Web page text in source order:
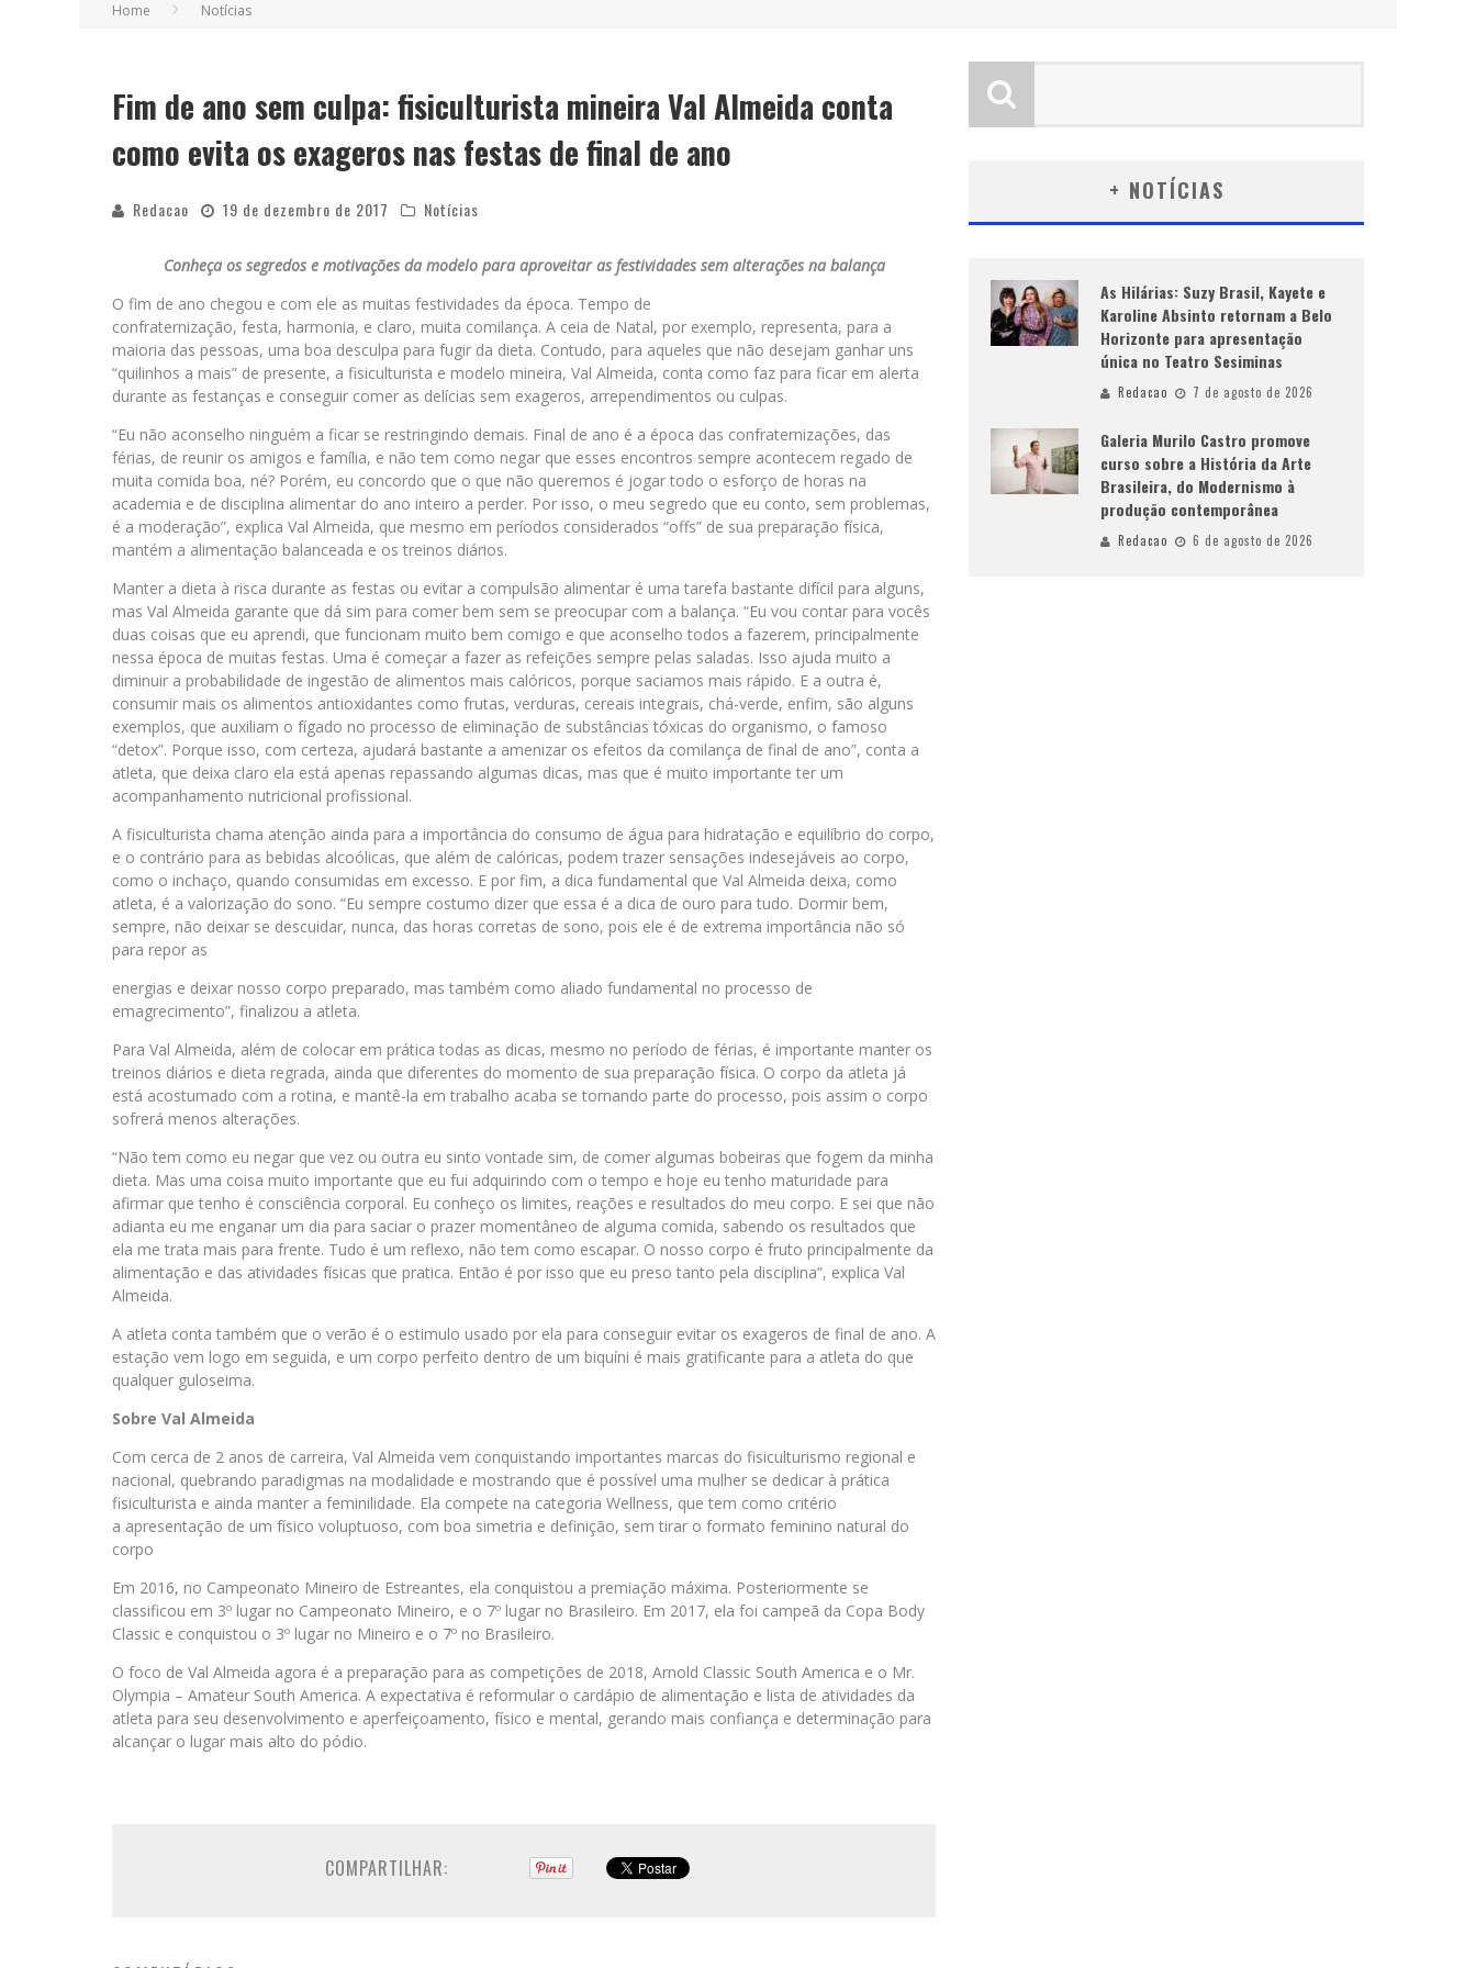
G
ALERIA MURILO CASTRO PROMOVE CURSO SOBRE A HISTÓRIA DA ARTE BRASILEIRA, DO MODERNISMO À PRODUÇÃO CONTEMPORÂNEA
Home Notícias
Fim de ano sem culpa: fisiculturista mineira Val Almeida conta
como evita os exageros nas festas de final de ano
Redacao 19 de dezembro de 2017 Notícias
Conheça os segredos e motivações da modelo para aproveitar as festividades sem alterações na balança
O fim de ano chegou e com ele as muitas festividades da época. Tempo de
confraternização, festa, harmonia, e claro, muita comilança. A ceia de Natal, por exemplo, representa, para a
maioria das pessoas, uma boa desculpa para fugir da dieta. Contudo, para aqueles que não desejam ganhar uns
“quilinhos a mais” de presente, a fisiculturista e modelo mineira, Val Almeida, conta como faz para ficar em alerta
durante as festanças e conseguir comer as delícias sem exageros, arrependimentos ou culpas.
“Eu não aconselho ninguém a ficar se restringindo demais. Final de ano é a época das confraternizações, das
férias, de reunir os amigos e família, e não tem como negar que esses encontros sempre acontecem regado de
muita comida boa, né? Porém, eu concordo que o que não queremos é jogar todo o esforço de horas na
academia e de disciplina alimentar do ano inteiro a perder. Por isso, o meu segredo que eu conto, sem problemas,
é a moderação”, explica Val Almeida, que mesmo em períodos considerados “offs” de sua preparação física,
mantém a alimentação balanceada e os treinos diários.
Manter a dieta à risca durante as festas ou evitar a compulsão alimentar é uma tarefa bastante difícil para alguns,
mas Val Almeida garante que dá sim para comer bem sem se preocupar com a balança. “Eu vou contar para vocês
duas coisas que eu aprendi, que funcionam muito bem comigo e que aconselho todos a fazerem, principalmente
nessa época de muitas festas. Uma é começar a fazer as refeições sempre pelas saladas. Isso ajuda muito a
diminuir a probabilidade de ingestão de alimentos mais calóricos, porque saciamos mais rápido. E a outra é,
consumir mais os alimentos antioxidantes como frutas, verduras, cereais integrais, chá-verde, enfim, são alguns
exemplos, que auxiliam o fígado no processo de eliminação de substâncias tóxicas do organismo, o famoso
“detox”. Porque isso, com certeza, ajudará bastante a amenizar os efeitos da comilança de final de ano”, conta a
atleta, que deixa claro ela está apenas repassando algumas dicas, mas que é muito importante ter um
acompanhamento nutricional profissional.
A fisiculturista chama atenção ainda para a importância do consumo de água para hidratação e equilíbrio do corpo,
e o contrário para as bebidas alcoólicas, que além de calóricas, podem trazer sensações indesejáveis ao corpo,
como o inchaço, quando consumidas em excesso. E por fim, a dica fundamental que Val Almeida deixa, como
atleta, é a valorização do sono. “Eu sempre costumo dizer que essa é a dica de ouro para tudo. Dormir bem,
sempre, não deixar se descuidar, nunca, das horas corretas de sono, pois ele é de extrema importância não só
para repor as
energias e deixar nosso corpo preparado, mas também como aliado fundamental no processo de
emagrecimento”, finalizou a atleta.
Para Val Almeida, além de colocar em prática todas as dicas, mesmo no período de férias, é importante manter os
treinos diários e dieta regrada, ainda que diferentes do momento de sua preparação física. O corpo da atleta já
está acostumado com a rotina, e mantê-la em trabalho acaba se tornando parte do processo, pois assim o corpo
sofrerá menos alterações.
“Não tem como eu negar que vez ou outra eu sinto vontade sim, de comer algumas bobeiras que fogem da minha
dieta. Mas uma coisa muito importante que eu fui adquirindo com o tempo e hoje eu tenho maturidade para
afirmar que tenho é consciência corporal. Eu conheço os limites, reações e resultados do meu corpo. E sei que não
adianta eu me enganar um dia para saciar o prazer momentâneo de alguma comida, sabendo os resultados que
ela me trata mais para frente. Tudo é um reflexo, não tem como escapar. O nosso corpo é fruto principalmente da
alimentação e das atividades físicas que pratica. Então é por isso que eu preso tanto pela disciplina”, explica Val
Almeida.
A atleta conta também que o verão é o estimulo usado por ela para conseguir evitar os exageros de final de ano. A
estação vem logo em seguida, e um corpo perfeito dentro de um biquíni é mais gratificante para a atleta do que
qualquer guloseima.
Sobre Val Almeida
Com cerca de 2 anos de carreira, Val Almeida vem conquistando importantes marcas do fisiculturismo regional e
nacional, quebrando paradigmas na modalidade e mostrando que é possível uma mulher se dedicar à prática
fisiculturista e ainda manter a feminilidade. Ela compete na categoria Wellness, que tem como critério
a apresentação de um físico voluptuoso, com boa simetria e definição, sem tirar o formato feminino natural do
corpo
Em 2016, no Campeonato Mineiro de Estreantes, ela conquistou a premiação máxima. Posteriormente se
classificou em 3º lugar no Campeonato Mineiro, e o 7º lugar no Brasileiro. Em 2017, ela foi campeã da Copa Body
Classic e conquistou o 3º lugar no Mineiro e o 7º no Brasileiro.
O foco de Val Almeida agora é a preparação para as competições de 2018, Arnold Classic South America e o Mr.
Olympia – Amateur South America. A expectativa é reformular o cardápio de alimentação e lista de atividades da
atleta para seu desenvolvimento e aperfeiçoamento, físico e mental, gerando mais confiança e determinação para
alcançar o lugar mais alto do pódio.
COMPARTILHAR:
+ NOTÍCIAS
As Hilárias: Suzy Brasil, Kayete e
Karoline Absinto retornam a Belo
Horizonte para apresentação
única no Teatro Sesiminas
Redacao 7 de agosto de 2026
Galeria Murilo Castro promove
curso sobre a História da Arte
Brasileira, do Modernismo à
produção contemporânea
Redacao 6 de agosto de 2026